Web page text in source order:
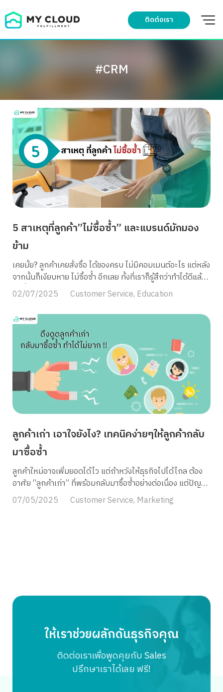
to
ติดต่อเรา
#CRM
5 สาเหตุที่ลูกค้า”ไม่ซื้อซ้ำ” และแบรนด์มักมอง
ข้าม
เคยมั้ย? ลูกค้าเคยสั่งซื้อ ได้ของครบ ไม่มีคอมเมนต์อะไร แต่หลัง
จากนั้นก็เงียบหาย ไม่ซื้อซ้ำ อีกเลย ทั้งที่เราก็รู้สึกว่าทำได้ดีแล้ว
ทุกขั้นตอน นี่อาจไม่ใช่เพราะสินค้าคุณไม่ดี แต่เป็นเพราะ “หลัง
การขาย” ยังไม่ตอบโจทย์เท่าที่ควร หลายแบรนด์มุ่งหาลูกค้าใหม่
จนลืมไปว่า ลูกค้าเก่าคือกำลังหลักที่สร้างยอดขายอย่างมั่นคง
ถ้าคุณทำให้คนที่เคยซื้อแล้วกลับมาอีกครั้งได้ ยอดขายก็ไม่ต้อง
พึ่งแค่โฆษณาเสมอไป บทความนี้จะพาไปดู 5 สาเหตุที่ทำให้
ลูกค้าไม่อยากกลับมาเป็น “ลูกค้าประจำ” ทั้งเรื่องประสบการณ์
หลังการซื้อ การสื่อสารที่หายไป UX ที่ไม่เป็นมิตร รวมถึงสิ่ง
เล็กๆ ที่อาจเป็นจุดเปลี่ยนให้ลูกค้าตัดสินใจ “ไม่กลับมาอีก”ถ้า
แบรนด์ของคุณกำลังเจอปัญหานี้ บทความนี้มีคำตอบค่ะ 5
สาเหตุหลักที่ลูกค้า ไม่ซื้อซ้ำ 1. ประสบการณ์หลังการขายไม่
ประทับใจ ลูกค้าหลายคนอาจรู้สึกดีในขั้นตอนการสั่งซื้อ แต่
ของไม่ครบ หรือไม่มีการแจ้งเตือนใดๆ หลังจากสั่งซื้อไปแล้ว ยิ่ง
ถ้าไม่มีระบบติดตามสถานะพัสดุให้ลูกค้าเช็คเองได้ ลูกค้าก็จะ
รู้สึกเหมือนโดนทิ้ง และไม่มั่นใจว่าจะกล้าสั่งรอบต่อไปหรือไม่
เพราะไม่รู้ว่าจะต้องลุ้นแบบนี้อีกหรือเปล่า MyCloud
Fulfillment ด้วยบริการคลังสินค้าออนไลน์ที่จัดการให้ตั้งแต่
เก็บสินค้า แพ็กสินค้า จัดส่งออเดอร์มอบให้ขนส่งเข้ามารับพัสดุ
ทุกวัน ส่งผลให้ลูกค้าปลายทางได้รับสินค้าที่เร็วทันใจ เพราะคลัง
02/07/2025 Customer Service, Education
ลูกค้าเก่า เอาใจยังไง? เทคนิคง่ายๆให้ลูกค้ากลับ
มาซื้อซ้ำ
ลูกค้าใหม่อาจเพิ่มยอดได้ไว แต่ถ้าหวังให้ธุรกิจไปได้ไกล ต้อง
อาศัย “ลูกค้าเก่า” ที่พร้อมกลับมาซื้อซ้ำอย่างต่อเนื่อง แต่ปัญหา
คือ…ลูกค้าเก่าไม่ได้กลับมาเองเสมอไป ถ้าเราไม่ใส่ใจ ไม่กระตุ้น
หรือไม่มีอะไรใหม่ๆ ให้เขารู้สึกว่า “คุณยังต้องการฉันอยู่”
ใจซื้อซ้ำได้เร็วขึ้น ยิ่งไปกว่านั้น ลูกค้าเก่าที่พอใจยังเป็นกระบอก
โดยที่คุณไม่ต้องเสียค่าใช้จ่ายเลย ลูกค้าเก่าอยากได้อะไร? ลูกค้า
เก่ามักมองหาสิ่งพิเศษบางอย่างที่จะทำให้พวกเขารู้สึกว่า “ฉัน
สำคัญ” ไม่ว่าจะเป็น โปรซื้อซ้ำ ที่เฉพาะเจาะจงกับประวัติการสั่ง
ซื้อ, สิทธิพิเศษจากการเป็นสมาชิก หรือแม้แต่ของแถมเล็กๆ ที่
ทำให้รู้ว่าคุณใส่ใจ หากคุณเป็นคนที่ขายของออนไลน์ทาง
07/05/2025 Customer Service, Marketing
ให้เราช่วยผลักดันธุรกิจคุณ
ติดต่อเราเพื่อพูดคุยกับ Sales
ปรึกษาเราได้เลย ฟรี!